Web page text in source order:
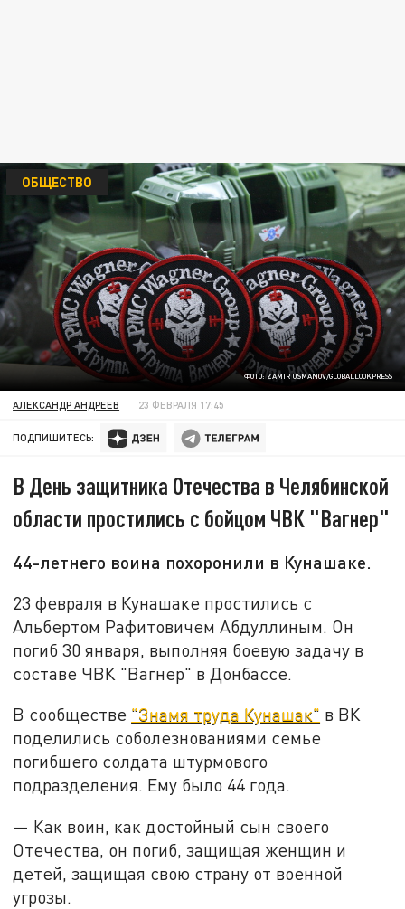
ФОТО: ZAMIR USMANOV/GLOBALLOOKPRESS
ОБЩЕСТВО
АЛЕКСАНДР АНДРЕЕВ 23 ФЕВРАЛЯ 17:45
ПОДПИШИТЕСЬ:
В День защитника Отечества в Челябинской
области простились с бойцом ЧВК "Вагнер"
44-летнего воина похоронили в Кунашаке.
23 февраля в Кунашаке простились с
Альбертом Рафитовичем Абдуллиным. Он
погиб 30 января, выполняя боевую задачу в
составе ЧВК "Вагнер" в Донбассе.
В сообществе "Знамя труда Кунашак" в ВК
поделились соболезнованиями семье
погибшего солдата штурмового
подразделения. Ему было 44 года.
— Как воин, как достойный сын своего
Отечества, он погиб, защищая женщин и
детей, защищая свою страну от военной
угрозы.